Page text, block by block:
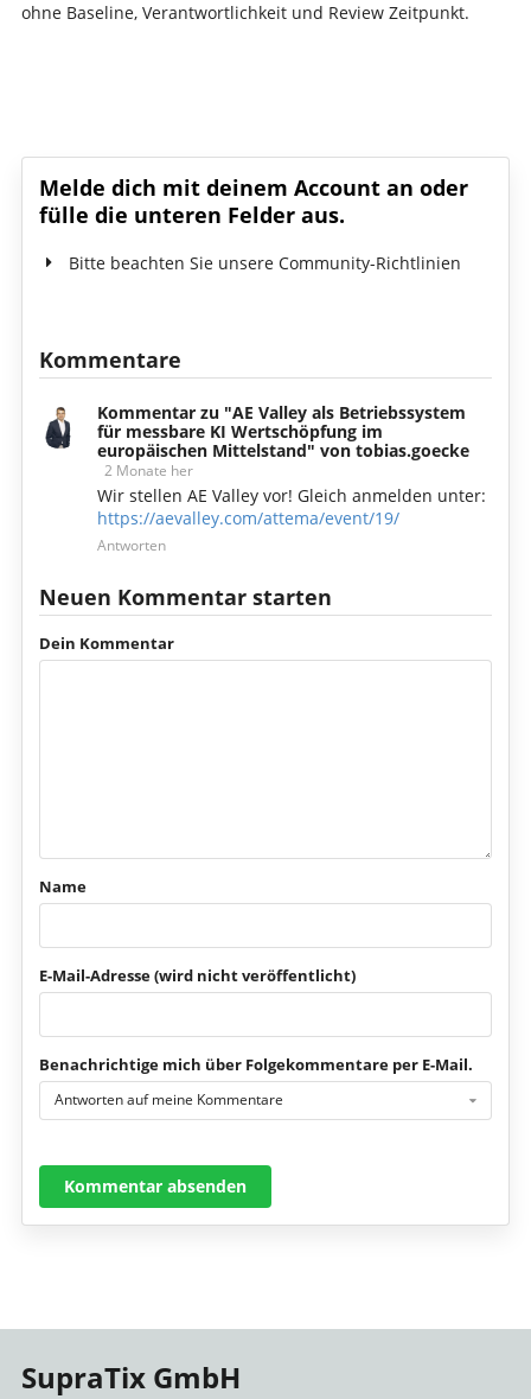
ohne Baseline, Verantwortlichkeit und Review Zeitpunkt.
Melde dich mit deinem Account an oder
fülle die unteren Felder aus.
Bitte beachten Sie unsere Community-Richtlinien
Kommentare
Kommentar zu "AE Valley als Betriebssystem
für messbare KI Wertschöpfung im
europäischen Mittelstand" von tobias.goecke
2 Monate her
Wir stellen AE Valley vor! Gleich anmelden unter:
https://aevalley.com/attema/event/19/
Antworten
Neuen Kommentar starten
Dein Kommentar
Name
E-Mail-Adresse (wird nicht veröffentlicht)
Benachrichtige mich über Folgekommentare per E-Mail.
Antworten auf meine Kommentare
Kommentar absenden
SupraTix GmbH